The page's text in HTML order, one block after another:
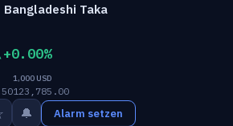
Taka
+0.00%
1,000 USD
123,785.00
🔔 Alarm setzen